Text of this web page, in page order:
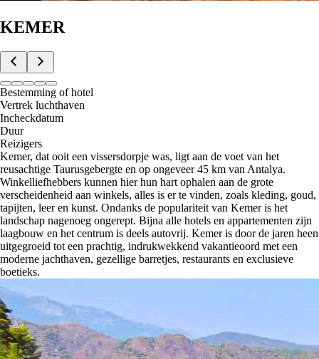
KEMER
Bestemming of hotel
Vertrek luchthaven
Incheckdatum
Duur
Reizigers
Kemer, dat ooit een vissersdorpje was, ligt aan de voet van het
reusachtige Taurusgebergte en op ongeveer 45 km van Antalya.
Winkelliefhebbers kunnen hier hun hart ophalen aan de grote
verscheidenheid aan winkels, alles is er te vinden, zoals kleding, goud,
tapijten, leer en kunst. Ondanks de populariteit van Kemer is het
landschap nagenoeg ongerept. Bijna alle hotels en appartementen zijn
laagbouw en het centrum is deels autovrij. Kemer is door de jaren heen
uitgegroeid tot een prachtig, indrukwekkend vakantieoord met een
moderne jachthaven, gezellige barretjes, restaurants en exclusieve
boetieks.